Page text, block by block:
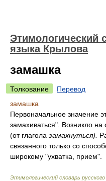
Этимологический
языка Крылова
замашка
Толкование
Перевод
замашка
Первоначальное значение
замахиваться". Возникло на
(от глагола замахнуться).
связанного только со
широкому "ухватка, прием".
Этимологический словарь